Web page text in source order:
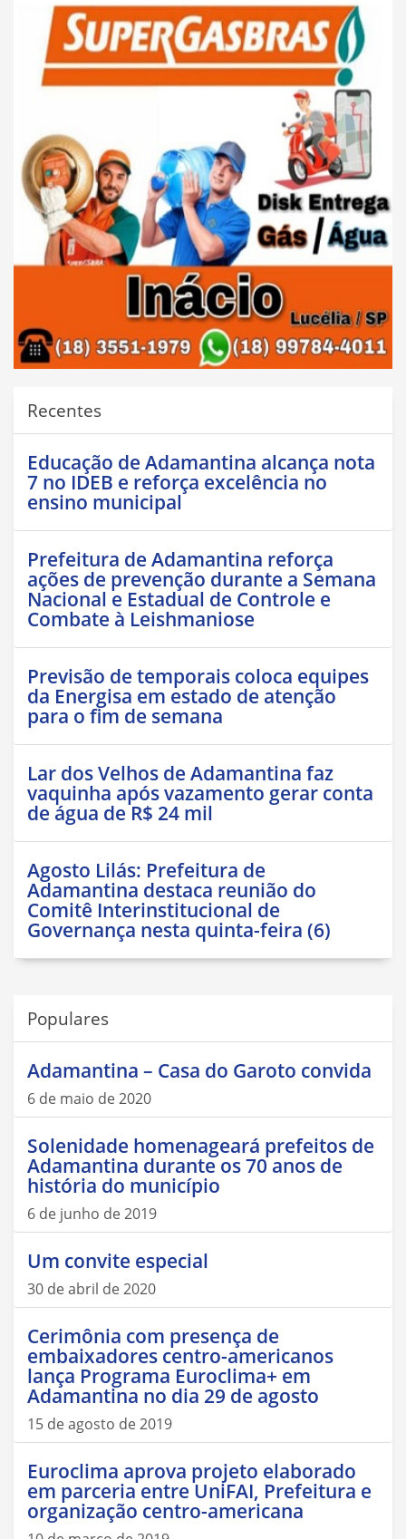
Recentes
Educação de Adamantina alcança nota
7 no IDEB e reforça excelência no
ensino municipal
Prefeitura de Adamantina reforça
ações de prevenção durante a Semana
Nacional e Estadual de Controle e
Combate à Leishmaniose
Previsão de temporais coloca equipes
da Energisa em estado de atenção
para o fim de semana
Lar dos Velhos de Adamantina faz
vaquinha após vazamento gerar conta
de água de R$ 24 mil
Agosto Lilás: Prefeitura de
Adamantina destaca reunião do
Comitê Interinstitucional de
Governança nesta quinta-feira (6)
Populares
Adamantina – Casa do Garoto convida
6 de maio de 2020
Solenidade homenageará prefeitos de
Adamantina durante os 70 anos de
história do município
6 de junho de 2019
Um convite especial
30 de abril de 2020
Cerimônia com presença de
embaixadores centro-americanos
lança Programa Euroclima+ em
Adamantina no dia 29 de agosto
15 de agosto de 2019
Euroclima aprova projeto elaborado
em parceria entre UniFAI, Prefeitura e
organização centro-americana